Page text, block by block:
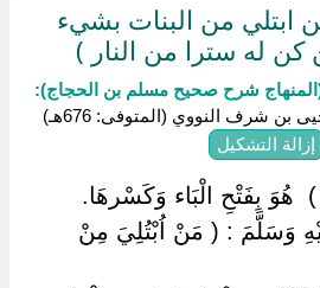
من البنات بشيء
له سترا من النار )
شرح صحيح مسلم بن الحجاج):
بن شرف النووي (المتوفى: 676هـ)
إزالة التشكيل
‏هُوَ بِفَتْحِ الْبَاء وَكَسْرهَا.
وَسَلَّمَ : ( مَنْ اُبْتُلِيَ مِنْ